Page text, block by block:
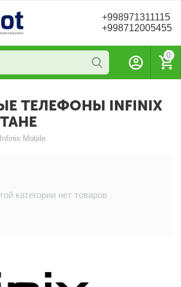
+998971311115
+998712005455
0
ТЕЛЕФОНЫ INFINIX
Infinix Mobile
категории нет товаров